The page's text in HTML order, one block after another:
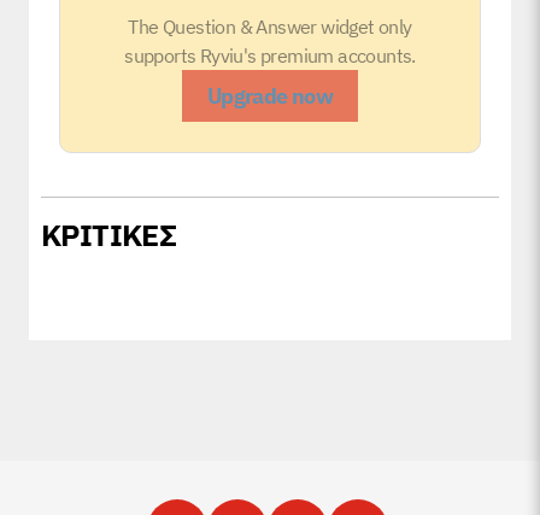
The Question & Answer widget only
supports Ryviu's premium accounts.
Upgrade now
ΚΡΙΤΙΚΕΣ